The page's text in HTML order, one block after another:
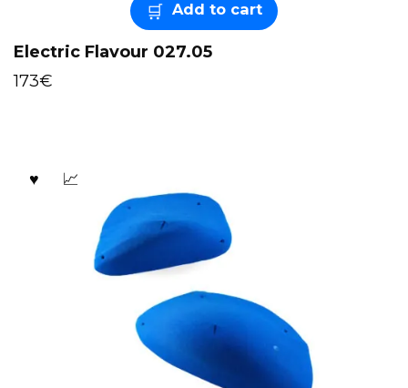
Add to cart
Electric Flavour 027.05
173€